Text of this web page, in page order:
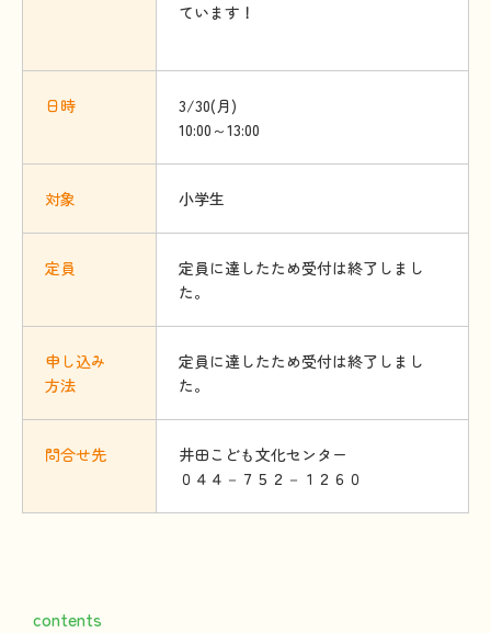
ています！
日時
3/30(月)
10:00～13:00
対象 小学生
定員
定員に達したため受付は終了しまし
た。
申 し込み
方法
定員に達したため受付は終了しまし
た。
問合せ先
井田こども文化センター
０４４－７５２－１２６０
contents